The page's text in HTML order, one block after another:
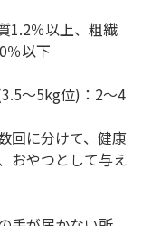
1.2％以上、粗繊
％以下
～5kg位)：2～4
回に分けて、健康
おやつとして与え